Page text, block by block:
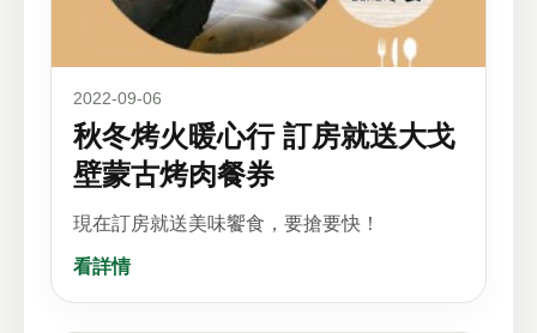
2022-09-06
秋冬烤火暖心行 訂房就送大戈
壁蒙古烤肉餐券
現在訂房就送美味饗食，要搶要快！
看詳情